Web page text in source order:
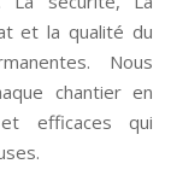
et la qualité du
Nous
chantier en
efficaces qui